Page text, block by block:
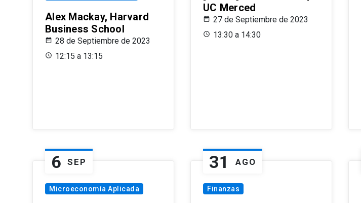
Alex Mackay, Harvard
Business School
28 de Septiembre de 2023
12:15 a 13:15
UC Merced
27 de Septiembre de 2023
13:30 a 14:30
6 SEP
Microeconomía Aplicada
31 AGO
Finanzas